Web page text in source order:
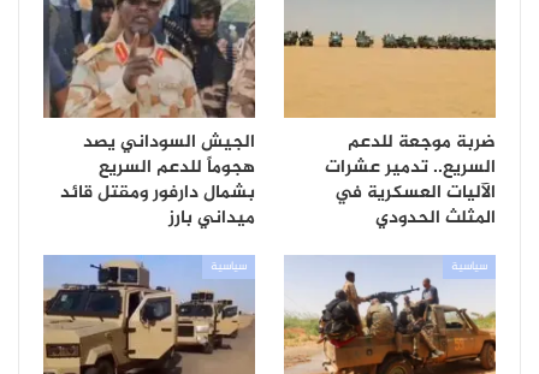
ضربة موجعة للدعم
السريع.. تدمير عشرات
الآليات العسكرية في
المثلث الحدودي
الجيش السوداني يصد
هجوماً للدعم السريع
بشمال دارفور ومقتل قائد
ميداني بارز
سياسية سياسية